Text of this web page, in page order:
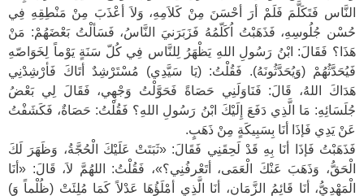
النَّاس فَتَكَلَّمَ فَلَمْ أرَ أحْسَنَ مِنْ كَلاَمِهِ، وَلاَ أعْذَبَ مِنْ مَنْطِقِهِ فِي
حُسْن جُلُوسِهِ، فَذَهَبْتُ اُكَلّمُهُ فَزَبَرَنيَ النَّاسُ، فَسَألْتُ بَعْضَهُمْ: مَنْ
هَذَا؟ فَقَالَ: ابْنُ رَسُولِ اللهِ يَظْهَرُ لِلنَّاس فِي كُلّ سَنَةٍ يَوْماً لِخَوَاصّهِ
فَيُحَدَّثُهُمْ (وَيُحَدَّثُونَهُ). فَقُلْتُ: (يَا سَيَّدِي) مُسْتَرْشِدٌ أتَاكَ فَأرْشِدْنِي
هَدَاكَ اللهُ، قَالَ: فَنَاوَلَنِي حَصَاةً فَحَوَّلْتُ وَجْهِي، فَقَالَ لِي بَعْضُ
جُلَسَائِهِ: مَا الَّذِي دَفَعَ إِلَيْكَ ابْنُ رَسُولِ اللهِ؟ فَقُلْتُ: حَصَاةٌ، فَكَشَفْتُ
عَنْ يَدِي فَإذَا أنَا بِسَبِيكَةٍ مِنْ ذَهَبٍ.
فَذَهَبْتُ فَإذَا أنَا بِهِ قَدْ لَحِقَنِي فَقَالَ: «ثَبَتَتْ عَلَيْكَ الْحُجَّةُ، وَظَهَرَ لَكَ
الْحَقُّ، وَذَهَبَ عَنْكَ الْعَمَى، أتَعْرفُنِي؟»، فَقُلْتُ: اللهُمَّ لاَ، قَالَ: «أنَا
الْمَهْدِيُّ، أنَا قَائِمُ الزَّمَان، أنَا الَّذِي أمْلَؤُهَا عَدْلاً كَمَا مُلِئَتْ (ظُلْماً وَ)